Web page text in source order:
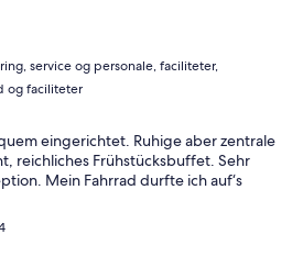
service og personale, faciliteter,
og faciliteter
eingerichtet. Ruhige aber zentrale
reichliches Frühstücksbuffet. Sehr
Mein Fahrrad durfte ich auf‘s